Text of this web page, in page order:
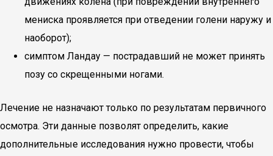
мениска проявляется при отведении голени наружу и
наоборот);
симптом Ландау — пострадавший не может принять
позу со скрещенными ногами.
Лечение не назначают только по результатам первичного
осмотра. Эти данные позволят определить, какие
дополнительные исследования нужно провести, чтобы